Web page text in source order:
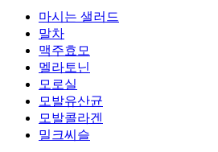
마시는 샐러드
말차
맥주효모
멜라토닌
모로실
모발유산균
모발콜라겐
밀크씨슬